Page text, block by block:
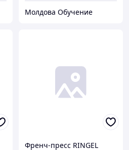
Молдова Обучение
Френч-пресс RINGEL